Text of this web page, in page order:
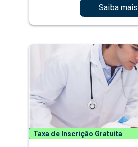
Saiba mais
Taxa de Inscrição Gratuita